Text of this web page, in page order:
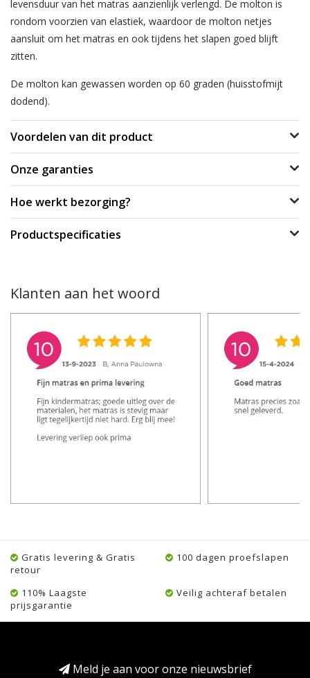
levensduur van het matras aanzienlijk verlengd. De molton is
rondom voorzien van elastiek, waardoor de molton netjes
aansluit om het matras en ook tijdens het slapen goed blijft
zitten.
De molton kan gewassen worden op 60 graden (huisstofmijt
dodend).
Voordelen van dit product
Onze garanties
Hoe werkt bezorging?
Productspecificaties
Klanten aan het woord
Gratis levering & Gratis
retour
100 dagen proefslapen
110% Laagste
prijsgarantie
Veilig achteraf betalen
Meld je aan voor onze nieuwsbrief